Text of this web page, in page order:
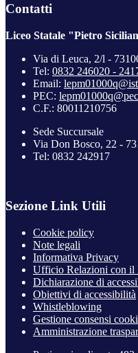
Contatti
Liceo Statale "Pietro
Via di Leuca, 2/l -
Tel: 0832 246020 -
Email:
PEC:
C.F.: 80011210756
Sede Succursale
Via Don Bosco, 22 -
Tel: 0832 242917
Sezione Link Utili
Cookie policy
Note legali
Informativa Privacy
Ufficio Relazioni con il
Dichiarazione di
Obiettivi di accessibilità
Whistleblowing
Gestione consensi
Amministrazione